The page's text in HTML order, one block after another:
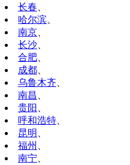
长春
哈尔滨
南京
长沙
合肥
成都
乌鲁木齐
南昌
贵阳
呼和浩特
昆明
福州
南宁